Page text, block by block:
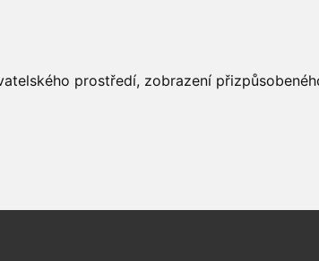
prostředí, zobrazení